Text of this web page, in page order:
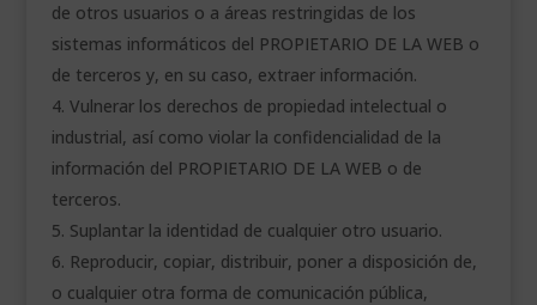
de otros usuarios o a áreas restringidas de los
sistemas informáticos del PROPIETARIO DE LA WEB o
de terceros y, en su caso, extraer información.
Vulnerar los derechos de propiedad intelectual o
industrial, así como violar la confidencialidad de la
información del PROPIETARIO DE LA WEB o de
terceros.
Suplantar la identidad de cualquier otro usuario.
Reproducir, copiar, distribuir, poner a disposición de,
o cualquier otra forma de comunicación pública,